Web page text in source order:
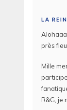
LA
près
Mille
R&G, je